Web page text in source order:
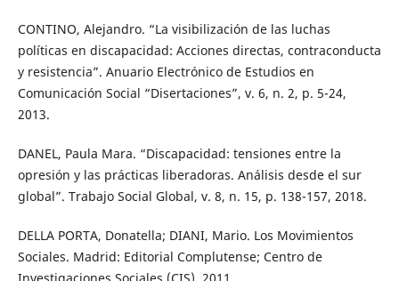
CONTINO, Alejandro. “La visibilización de las luchas
políticas en discapacidad: Acciones directas, contraconducta
y resistencia”. Anuario Electrónico de Estudios en
Comunicación Social “Disertaciones”, v. 6, n. 2, p. 5-24,
2013.
DANEL, Paula Mara. “Discapacidad: tensiones entre la
opresión y las prácticas liberadoras. Análisis desde el sur
global”. Trabajo Social Global, v. 8, n. 15, p. 138-157, 2018.
DELLA PORTA, Donatella; DIANI, Mario. Los Movimientos
Sociales. Madrid: Editorial Complutense; Centro de